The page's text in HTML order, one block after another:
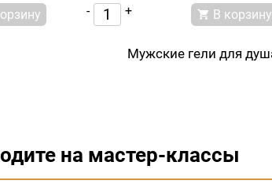
- + В корзину
Мужские гели для
на мастер-классы